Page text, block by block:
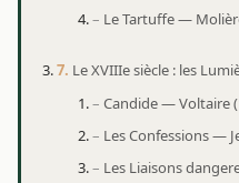
Le Tartuffe —
Le XVIIIe siècle : les
Candide — Voltaire
Les Confessions —
Les Liaisons